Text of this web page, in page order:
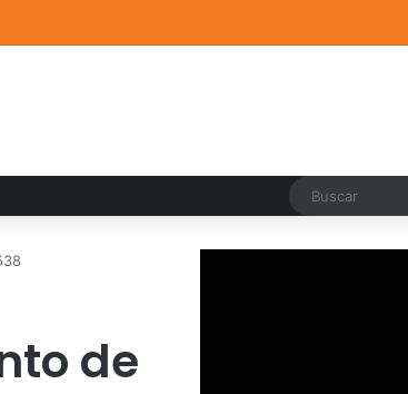
obras de artistas emergentes y consolidados
de